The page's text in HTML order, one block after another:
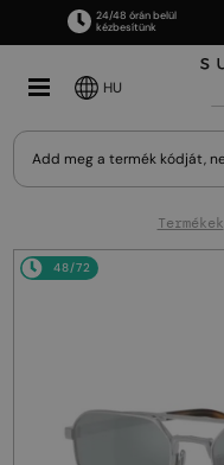
24/48 órán belül
kézbesítünk
HU
Termékek
48/72